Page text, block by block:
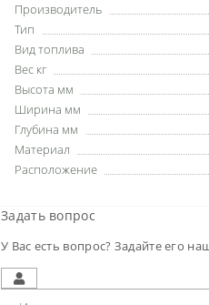
Производитель
Тип
Вид топлива
Вес кг
Высота мм
Ширина мм
Глубина мм
Материал
Расположение
Задать вопрос
У Вас есть вопрос? Задайте его